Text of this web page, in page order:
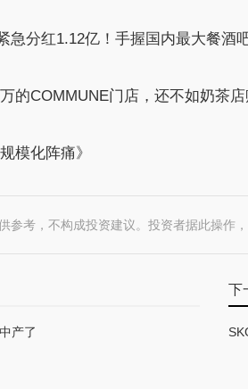
急分红1.12亿！手握国内最大餐酒
的COMMUNE门店，还不如奶茶
模化阵痛》
参考，不构成投资建议。投资者据此操作
产了
下